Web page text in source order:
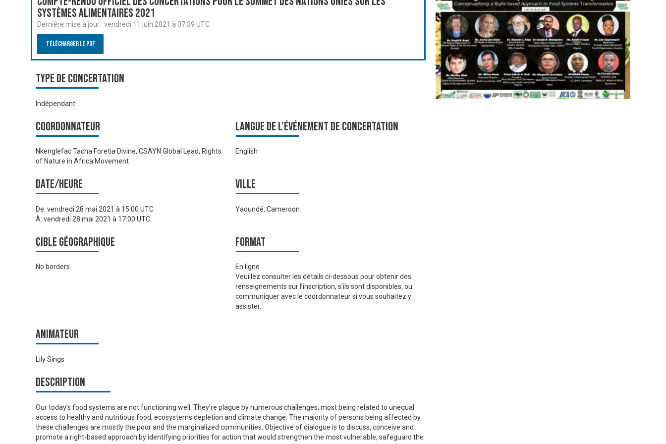
systèmes alimentaires 2021
Dernière mise à jour : vendredi 11 juin 2021 à 07:39 UTC
Télécharger le PDF
Type de Concertation
Indépendant
Coordonnateur
Nkenglefac Tacha Foretia Divine, CSAYN Global Lead, Rights
of Nature in Africa Movement
Langue de l'événement de Concertation
English
Date/heure
De: vendredi 28 mai 2021 à 15:00 UTC
À: vendredi 28 mai 2021 à 17:00 UTC
Ville
Yaoundé, Cameroon
Cible géographique
No borders
Format
En ligne
Veuillez consulter les détails ci-dessous pour obtenir des
renseignements sur l’inscription, s’ils sont disponibles, ou
communiquer avec le coordonnateur si vous souhaitez y
assister.
Animateur
Lily Sings
Description
Our today’s food systems are not functioning well. They’re plague by numerous challenges; most being related to unequal
access to healthy and nutritious food, ecosystems depletion and climate change. The majority of persons being affected by
these challenges are mostly the poor and the marginalized communities. Objective of dialogue is to discuss, conceive and
promote a right-based approach by identifying priorities for action that would strengthen the most vulnerable, safeguard the